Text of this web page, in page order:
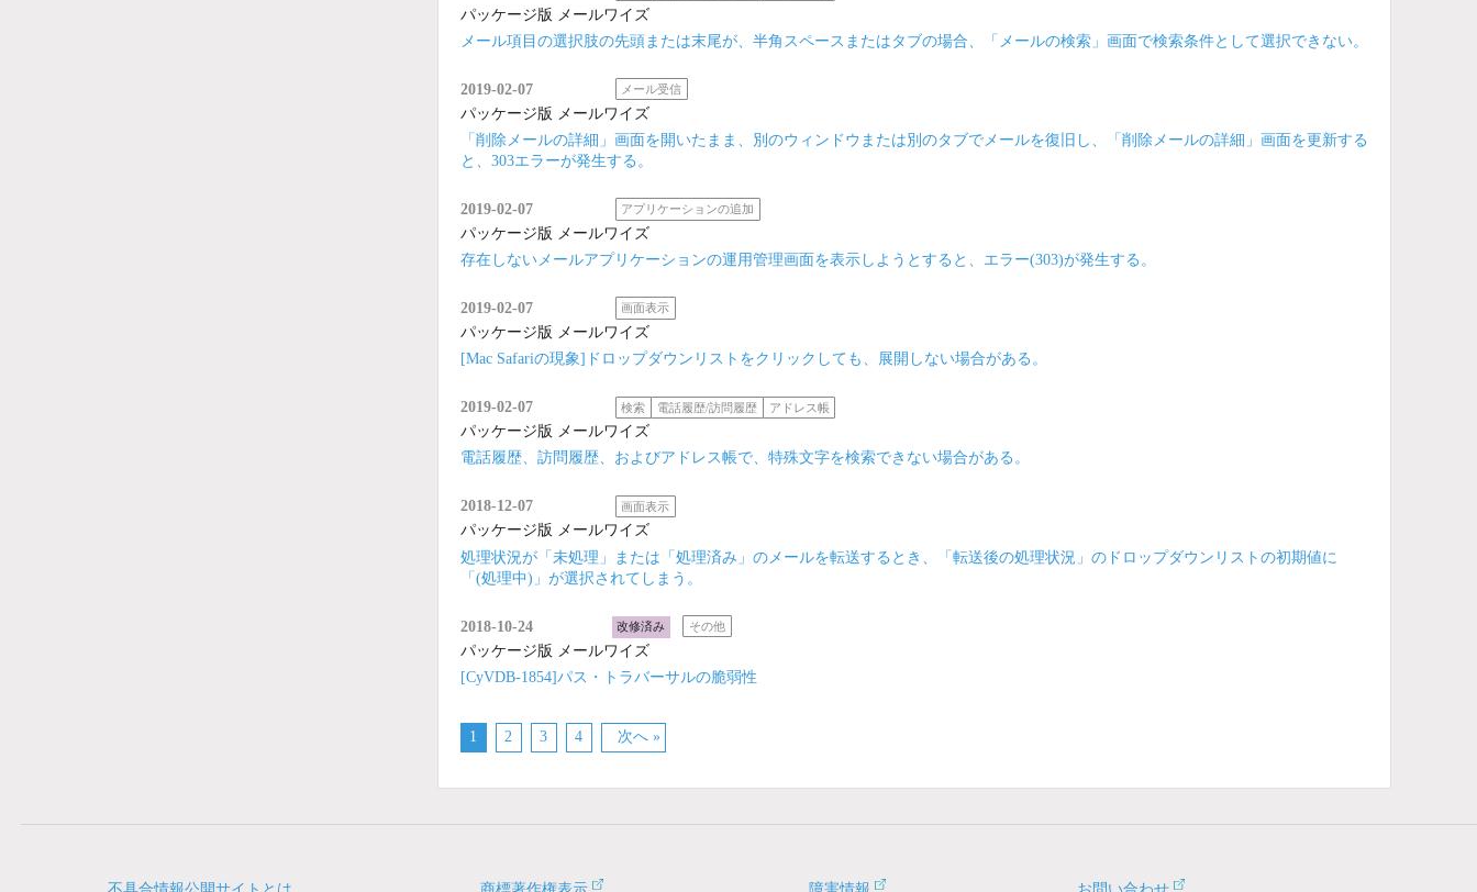
パッケージ版 メールワイズ
メール項目の選択肢の先頭または末尾が、半角スペースまたはタブの場合、「メールの検索」画面で検索条件として選択できない。
2019-02-07 メール受信
パッケージ版 メールワイズ
「削除メールの詳細」画面を開いたまま、別のウィンドウまたは別のタブでメールを復旧し、「削除メールの詳細」画面を更新する
と、303エラーが発生する。
2019-02-07 アプリケーションの追加
パッケージ版 メールワイズ
存在しないメールアプリケーションの運用管理画面を表示しようとすると、エラー(303)が発生する。
2019-02-07 画面表示
パッケージ版 メールワイズ
[Mac Safariの現象]ドロップダウンリストをクリックしても、展開しない場合がある。
2019-02-07 検索 電話履歴/訪問履歴 アドレス帳
パッケージ版 メールワイズ
電話履歴、訪問履歴、およびアドレス帳で、特殊文字を検索できない場合がある。
2018-12-07 画面表示
パッケージ版 メールワイズ
処理状況が「未処理」または「処理済み」のメールを転送するとき、「転送後の処理状況」のドロップダウンリストの初期値に
「(処理中)」が選択されてしまう。
2018-10-24 改修済み その他
パッケージ版 メールワイズ
[CyVDB-1854]パス・トラバーサルの脆弱性
1 2 3 4 次へ »